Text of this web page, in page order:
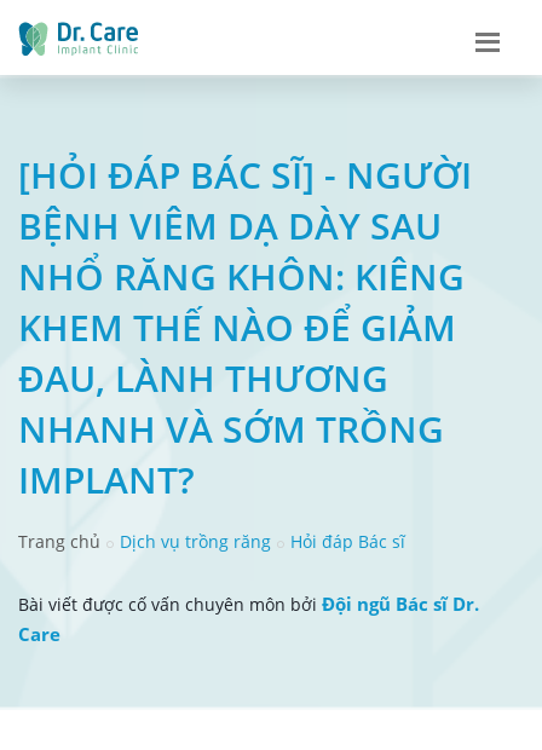
[HỎI ĐÁP BÁC SĨ] - NGƯỜI
BỆNH VIÊM DẠ DÀY SAU
NHỔ RĂNG KHÔN: KIÊNG
KHEM THẾ NÀO ĐỂ GIẢM
ĐAU, LÀNH THƯƠNG
NHANH VÀ SỚM TRỒNG
IMPLANT?
Trang chủ Dịch vụ trồng răng Hỏi đáp Bác sĩ
Bài viết được cố vấn chuyên môn bởi Đội ngũ Bác sĩ Dr.
Care